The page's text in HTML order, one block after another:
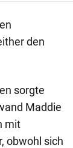
den
sorgte
Maddie
mit
obwohl sich